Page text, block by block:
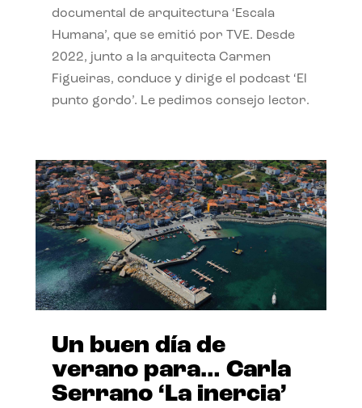
documental de arquitectura ‘Escala
Humana’, que se emitió por TVE. Desde
2022, junto a la arquitecta Carmen
Figueiras, conduce y dirige el podcast ‘El
punto gordo’. Le pedimos consejo lector.
Un buen día de
verano para… Carla
Serrano ‘La inercia’